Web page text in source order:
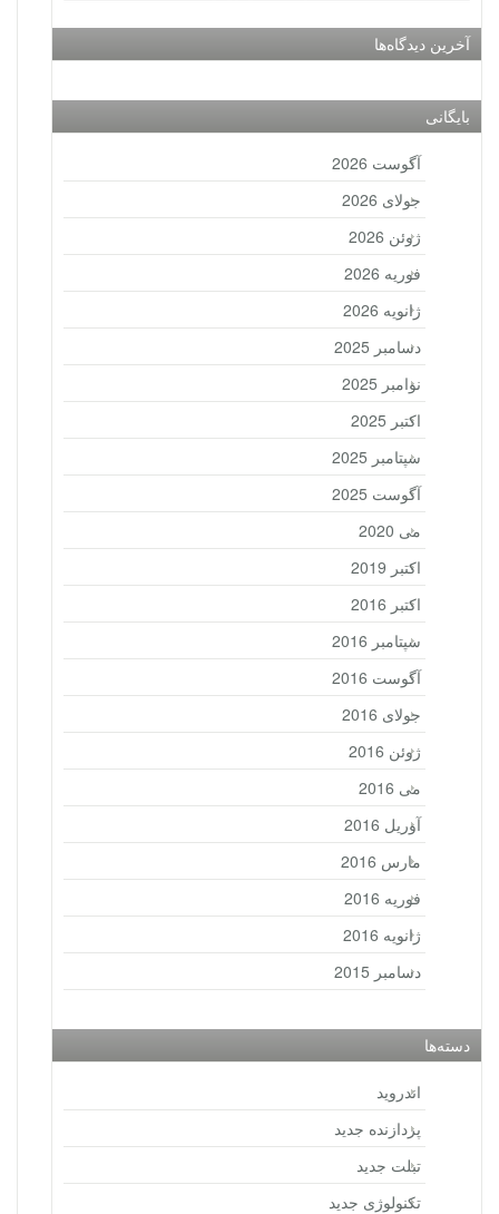
آخرین دیدگاه‌ها
بایگانی
آگوست 2026
جولای 2026
ژوئن 2026
فوریه 2026
ژانویه 2026
دسامبر 2025
نوامبر 2025
اکتبر 2025
سپتامبر 2025
آگوست 2025
می 2020
اکتبر 2019
اکتبر 2016
سپتامبر 2016
آگوست 2016
جولای 2016
ژوئن 2016
می 2016
آوریل 2016
مارس 2016
فوریه 2016
ژانویه 2016
دسامبر 2015
دسته‌ها
اندروید
پردازنده جدید
تبلت جدید
تکنولوژی جدید